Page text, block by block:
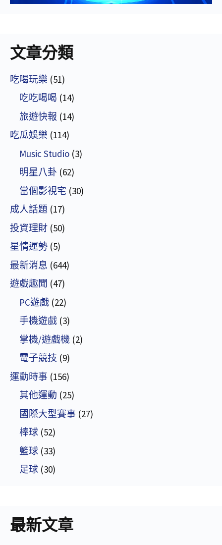
文章分類
吃喝玩樂 (51)
吃吃喝喝 (14)
旅遊快報 (14)
吃瓜娛樂 (114)
Music Studio (3)
明星八卦 (62)
當個影視宅 (30)
成人話題 (17)
投資理財 (50)
星情運勢 (5)
最新消息 (644)
遊戲趣聞 (47)
PC遊戲 (22)
手機遊戲 (3)
掌機/遊戲機 (2)
電子競技 (9)
運動時事 (156)
其他運動 (25)
國際大型賽事 (27)
棒球 (52)
籃球 (33)
足球 (30)
最新文章